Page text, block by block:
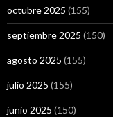
octubre 2025 (155)
septiembre 2025 (150)
agosto 2025 (155)
julio 2025 (155)
junio 2025 (150)